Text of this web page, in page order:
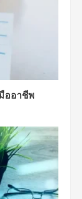
ออาชีพ